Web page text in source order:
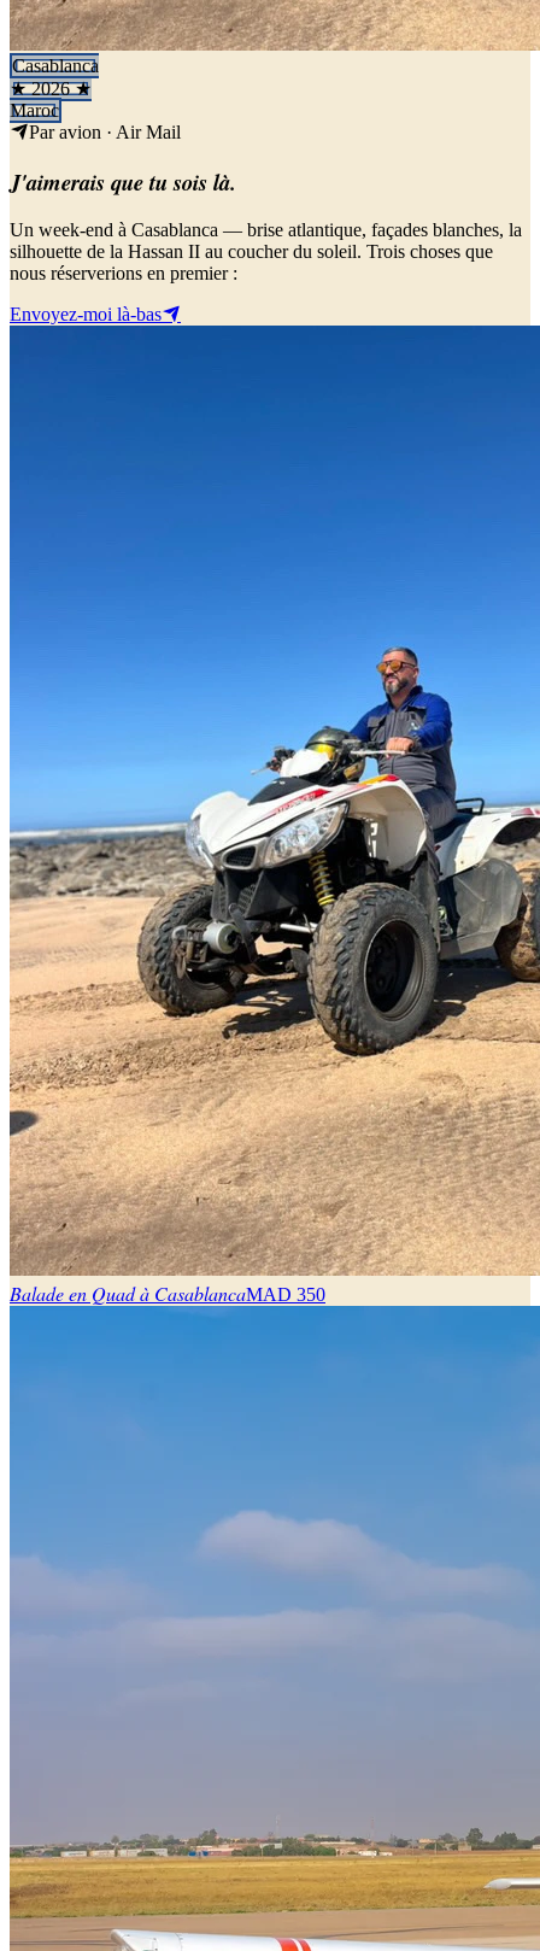
Casablanca
★ 2026 ★
Maroc
Par avion · Air Mail
J'aimerais que tu sois là.
Un week-end à Casablanca — brise atlantique, façades blanches, la
silhouette de la Hassan II au coucher du soleil. Trois choses que
nous réserverions en premier :
Envoyez-moi là-bas
Balade en Quad à CasablancaMAD 350